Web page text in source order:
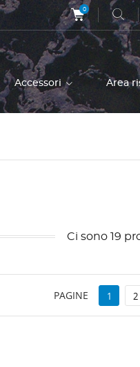
0
Accessori Area
Ci sono 19
PAGINE 1 2